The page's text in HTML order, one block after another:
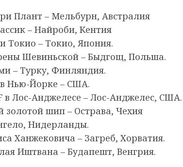
Плант – Мельбурн, Австралия
– Найроби, Кентия
Токио – Токио, Япония.
Шевиньской – Быдгощ, Польша.
– Турку, Финляндия.
в Нью-Йорке – США.
в Лос-Анджелесе – Лос-Анджелес, США.
золотой шип – Острава, Чехия
Нидерланды.
Ханжековича – Загреб, Хорватия.
Иштвана – Будапешт, Венгрия.